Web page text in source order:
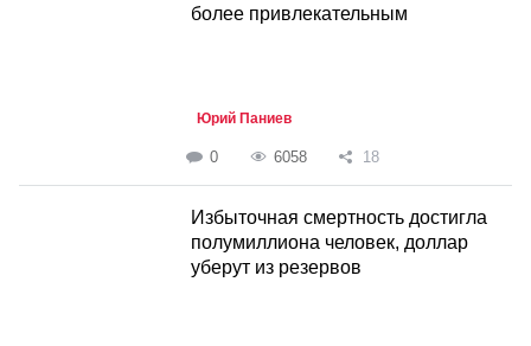
более привлекательным
Юрий Паниев
0 6058 18
Избыточная смертность достигла
полумиллиона человек, доллар
уберут из резервов